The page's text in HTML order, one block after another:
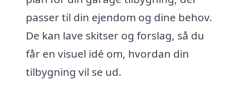
passer til din ejendom og dine behov.
De kan lave skitser og forslag, så du
får en visuel idé om, hvordan din
tilbygning vil se ud.